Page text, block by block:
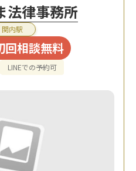
法律事務所
関内駅
回相談無料
LINEでの予約可